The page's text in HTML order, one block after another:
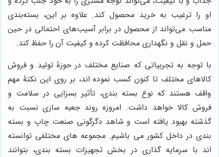
او را ترغیب به خرید محصول کند. علاوه بر این، بسته‌بندی
مناسب می‌تواند از محصول در برابر آسیب‌های احتمالی در حین
حمل و نقل و نگهداری محافظت کرده و کیفیت آن را حفظ کند.
با توجه به تجربیاتی که صنایع مختلف در حوزۀ تولید و فروش
کالاهای مختلف تا کنون کسب نموده اند، بر روی این نکتۀ مهم
واقف هستند که نوع بسته بندی، تأثیر بسزایی در سلامت و
فروش کالا خواهد داشت. امروزه روند جعبه سازی نسبت به
گذشته بهبود یافته است و شاهد دگرگونی صنعت چاپ و بسته
بندی در داخل کشور می باشیم. مجموعه های مختلفی توانسته
اند با سرمایه گذاری در بخش تجهیزات بسته بندی، بتوانند